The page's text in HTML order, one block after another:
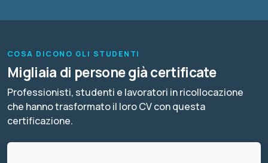
COSA DICONO GLI STUDENTI
Migliaia di persone già certificate
Professionisti, studenti e lavoratori in ricollocazione
che hanno trasformato il loro CV con questa
certificazione.